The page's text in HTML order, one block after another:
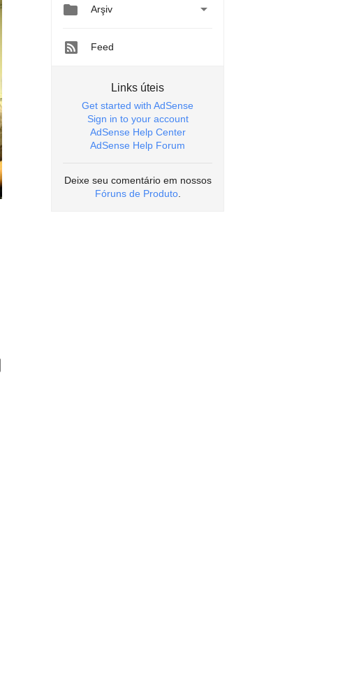
 Arşiv 
Feed
Links úteis
Get started with AdSense
Sign in to your account
AdSense Help Center
AdSense Help Forum
Deixe seu comentário em nossos
Fóruns de Produto.